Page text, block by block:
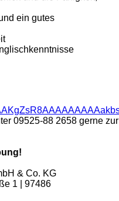
ein gutes
09525-88 2658 gerne zur
& Co. KG
1 | 97486